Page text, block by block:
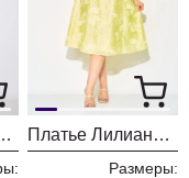
1450н лимонный Платье Лилиана 1532 лимонный
Размеры: